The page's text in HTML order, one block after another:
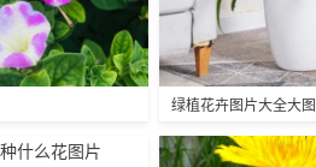
绿植花卉图片大全大图